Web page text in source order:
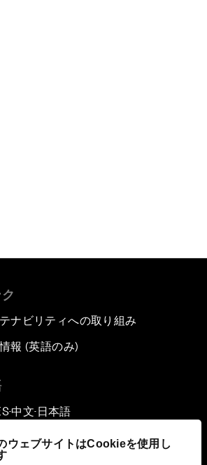
ウェブサイトはCookieを使用し
ナビリティへの取り組み
報 (英語のみ)
▪中文▪ 日本語